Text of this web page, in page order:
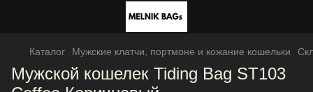
Каталог Мужские клатчи, портмоне и кожание кошельки
Мужской кошелек Tiding Bag ST103